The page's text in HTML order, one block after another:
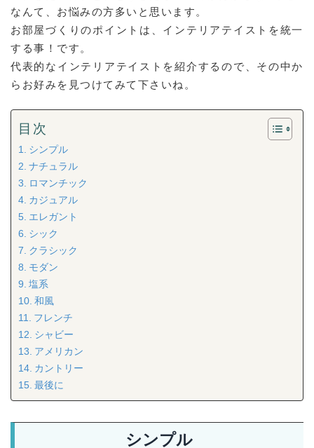
なんて、お悩みの方多いと思います。
お部屋づくりのポイントは、インテリアテイストを統一
する事！です。
代表的なインテリアテイストを紹介するので、その中か
らお好みを見つけてみて下さいね。
目次
シンプル
ナチュラル
ロマンチック
カジュアル
エレガント
シック
クラシック
モダン
塩系
和風
フレンチ
シャビー
アメリカン
カントリー
最後に
シンプル